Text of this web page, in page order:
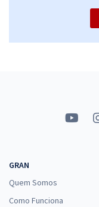
GRAN
Quem Somos
Como Funciona